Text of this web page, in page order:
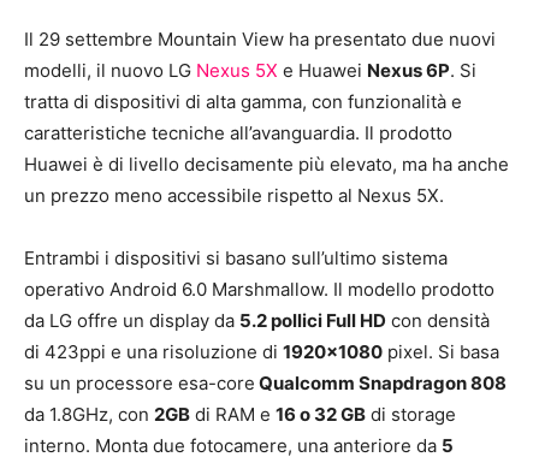
Il 29 settembre Mountain View ha presentato due nuovi
modelli, il nuovo LG Nexus 5X e Huawei Nexus 6P. Si
tratta di dispositivi di alta gamma, con funzionalità e
caratteristiche tecniche all’avanguardia. Il prodotto
Huawei è di livello decisamente più elevato, ma ha anche
un prezzo meno accessibile rispetto al Nexus 5X.
Entrambi i dispositivi si basano sull’ultimo sistema
operativo Android 6.0 Marshmallow. Il modello prodotto
da LG offre un display da 5.2 pollici Full HD con densità
di 423ppi e una risoluzione di 1920×1080 pixel. Si basa
su un processore esa-core Qualcomm Snapdragon 808
da 1.8GHz, con 2GB di RAM e 16 o 32 GB di storage
interno. Monta due fotocamere, una anteriore da 5